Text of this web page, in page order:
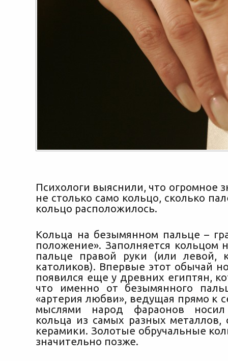
Психологи выяснили, что огромное
не столько само кольцо, сколько
кольцо расположилось.
Кольца на безымянном пальце –
положение». Заполняется кольцом
пальце правой руки (или левой,
католиков). Впервые этот обычай
появился еще у древних египтян,
что именно от безымянного
«артерия любви», ведущая прямо к
мыслями народ фараонов носил
кольца из самых разных металлов,
керамики. Золотые обручальные
значительно позже.